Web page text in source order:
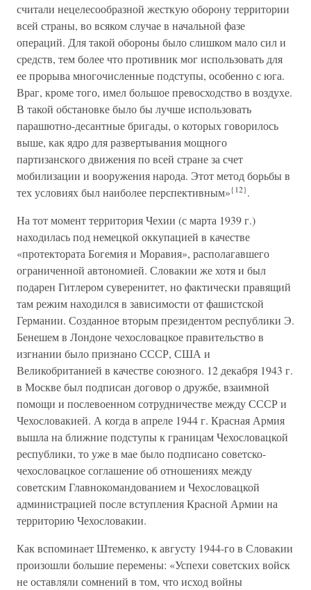
считали нецелесообразной жесткую оборону территории
всей страны, во всяком случае в начальной фазе
операций. Для такой обороны было слишком мало сил и
средств, тем более что противник мог использовать для
ее прорыва многочисленные подступы, особенно с юга.
Враг, кроме того, имел большое превосходство в воздухе.
В такой обстановке было бы лучше использовать
парашютно-десантные бригады, о которых говорилось
выше, как ядро для развертывания мощного
партизанского движения по всей стране за счет
мобилизации и вооружения народа. Этот метод борьбы в
тех условиях был наиболее перспективным»{12}.
На тот момент территория Чехии (с марта 1939 г.)
находилась под немецкой оккупацией в качестве
«протектората Богемия и Моравия», располагавшего
ограниченной автономией. Словакии же хотя и был
подарен Гитлером суверенитет, но фактически правящий
там режим находился в зависимости от фашистской
Германии. Созданное вторым президентом республики Э.
Бенешем в Лондоне чехословацкое правительство в
изгнании было признано СССР, США и
Великобританией в качестве союзного. 12 декабря 1943 г.
в Москве был подписан договор о дружбе, взаимной
помощи и послевоенном сотрудничестве между СССР и
Чехословакией. А когда в апреле 1944 г. Красная Армия
вышла на ближние подступы к границам Чехословацкой
республики, то уже в мае было подписано советско-
чехословацкое соглашение об отношениях между
советским Главнокомандованием и Чехословацкой
администрацией после вступления Красной Армии на
территорию Чехословакии.
Как вспоминает Штеменко, к августу 1944-го в Словакии
произошли большие перемены: «Успехи советских войск
не оставляли сомнений в том, что исход войны